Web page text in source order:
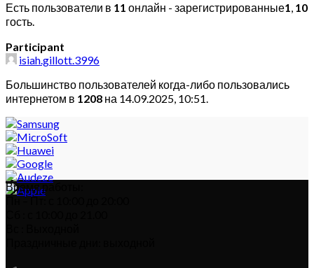
Есть пользователи в 11 онлайн - зарегистрированные1, 10
гость.
Participant
isiah.gillott.3996
Большинство пользователей когда-либо пользовались
интернетом в 1208 на 14.09.2025, 10:51.
Время работы:
Пн – Пт: с 10:00 до 20:00